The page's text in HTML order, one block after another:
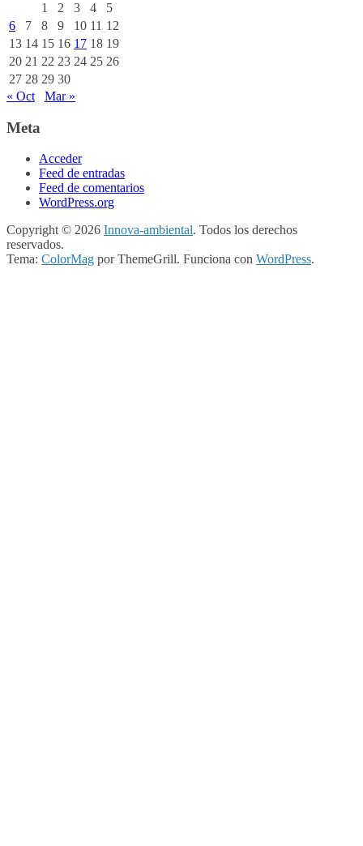
1
2 3 4
5
6
7 8 9 10 11 12
13 14 15 16 17 18 19
20 21 22 23 24 25 26
27 28 29 30
« Oct
Mar »
Meta
Acceder
Feed de entradas
Feed de comentarios
WordPress.org
Copyright © 2026 Innova-ambiental. Todos los derechos
reservados.
Tema: ColorMag por ThemeGrill. Funciona con WordPress.